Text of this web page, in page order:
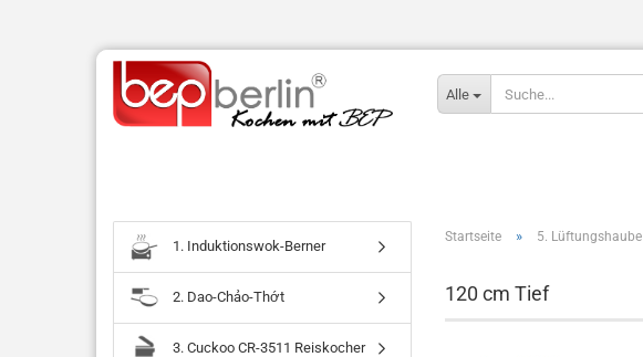
Alle
Startseite » 5. Lüftungshaube
120 cm Tief
1. Induktionswok-Berner
2. Dao-Chảo-Thớt
3. Cuckoo CR-3511 Reiskocher